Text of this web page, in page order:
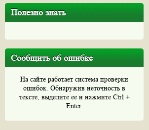
Полезно знать
Сообщить об ошибке
На сайте работает система проверки
ошибок. Обнаружив неточность в
тексте, выделите ее и нажмите Ctrl +
Enter.